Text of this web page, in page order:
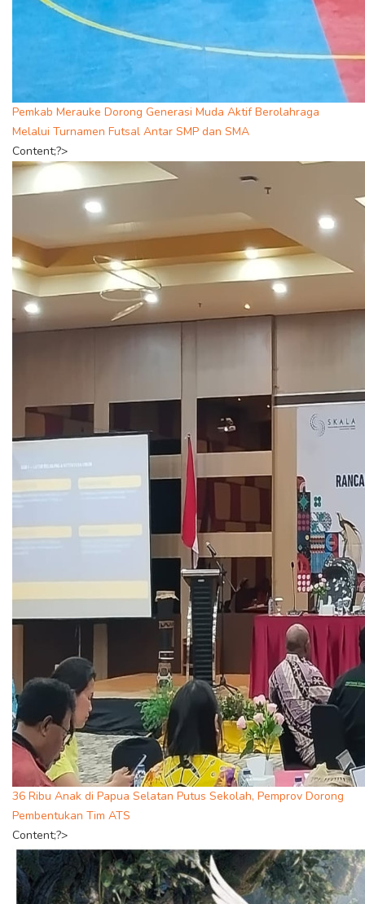
Pemkab Merauke Dorong Generasi Muda Aktif Berolahraga
Melalui Turnamen Futsal Antar SMP dan SMA
Content;?>
36 Ribu Anak di Papua Selatan Putus Sekolah, Pemprov Dorong
Pembentukan Tim ATS
Content;?>